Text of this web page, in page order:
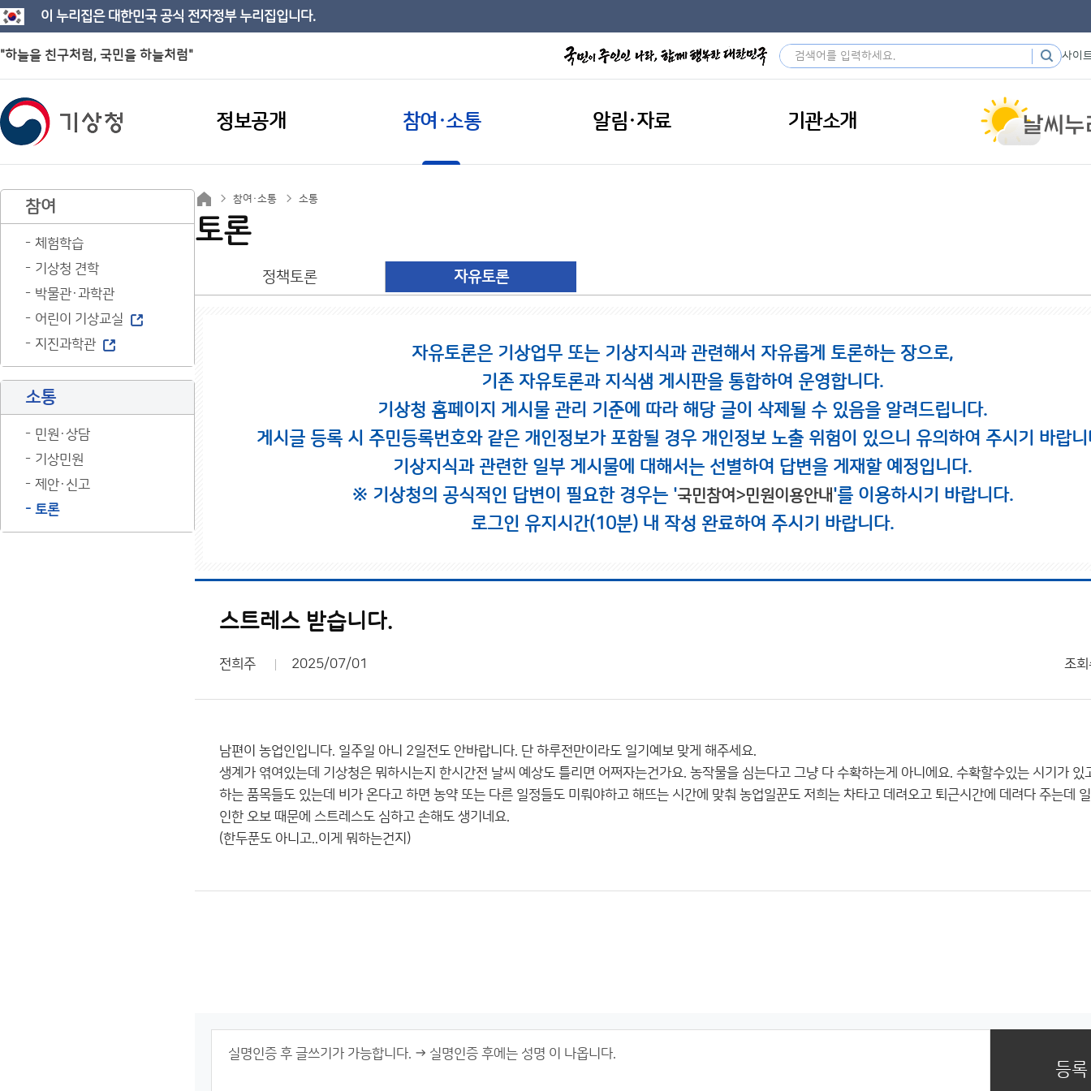
이 누리집은 대한민국 공식 전자정부 누리집입니다.
"하늘을 친구처럼, 국민을 하늘처럼" 사이
정보공개 참여·소통 알림·자료 기관소개
참여
체험학습
기상청 견학
박물관·과학관
어린이 기상교실
지진과학관
소통
민원·상담
기상민원
제안·신고
토론
참여·소통 소통
토론
정책토론 자유토론
자유토론은 기상업무 또는 기상지식과 관련해서 자유롭게 토론하는 장으로,
기존 자유토론과 지식샘 게시판을 통합하여 운영합니다.
기상청 홈페이지 게시물 관리 기준에 따라 해당 글이 삭제될 수 있음을 알려드립니다.
게시글 등록 시 주민등록번호와 같은 개인정보가 포함될 경우 개인정보 노출 위험이 있으니 유의하여 주시기 바랍니
기상지식과 관련한 일부 게시물에 대해서는 선별하여 답변을 게재할 예정입니다.
※ 기상청의 공식적인 답변이 필요한 경우는 '국민참여>민원이용안내'를 이용하시기 바랍니다.
로그인 유지시간(10분) 내 작성 완료하여 주시기 바랍니다.
스트레스 받습니다.
전희주 2025/07/01 조회
남편이 농업인입니다. 일주일 아니 2일전도 안바랍니다. 단 하루전만이라도 일기예보 맞게 해주세요.
생계가 엮여있는데 기상청은 뭐하시는지 한시간전 날씨 예상도 틀리면 어쩌자는건가요. 농작물을 심는다고 그냥 다 수확하는게 아니에요. 수확할수있는 시기가 있
하는 품목들도 있는데 비가 온다고 하면 농약 또는 다른 일정들도 미뤄야하고 해뜨는 시간에 맞춰 농업일꾼도 저희는 차타고 데려오고 퇴근시간에 데려다 주는데
인한 오보 때문에 스트레스도 심하고 손해도 생기네요.
(한두푼도 아니고..이게 뭐하는건지)
등록